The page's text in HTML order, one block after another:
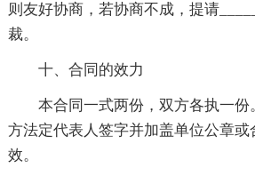
则友好协商，若协商不成，提请
裁。
十、合同的效力
本合同一式两份，双方各执一份
方法定代表人签字并加盖单位公章或
效。